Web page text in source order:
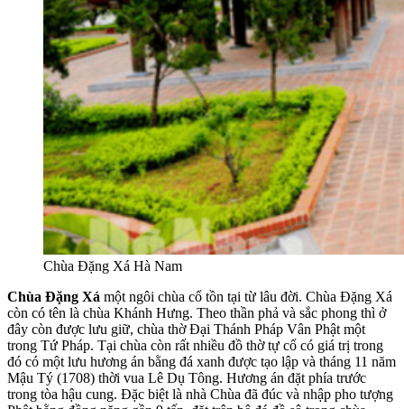
Chùa Đặng Xá Hà Nam
Chùa Đặng Xá một ngôi chùa cổ tồn tại từ lâu đời. Chùa Đặng Xá
còn có tên là chùa Khánh Hưng. Theo thần phả và sắc phong thì ở
đây còn được lưu giữ, chùa thờ Đại Thánh Pháp Vân Phật một
trong Tứ Pháp. Tại chùa còn rất nhiều đồ thờ tự cổ có giá trị trong
đó có một lưu hương án bằng đá xanh được tạo lập và tháng 11 năm
Mậu Tý (1708) thời vua Lê Dụ Tông. Hương án đặt phía trước
trong tòa hậu cung. Đặc biệt là nhà Chùa đã đúc và nhập pho tượng